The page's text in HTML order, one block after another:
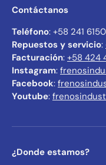
Contáctanos
Teléfono: +58 241
Repuestos y servicio:
Facturación: +58 424
Instagram:
Facebook:
Youtube:
¿Donde estamos?